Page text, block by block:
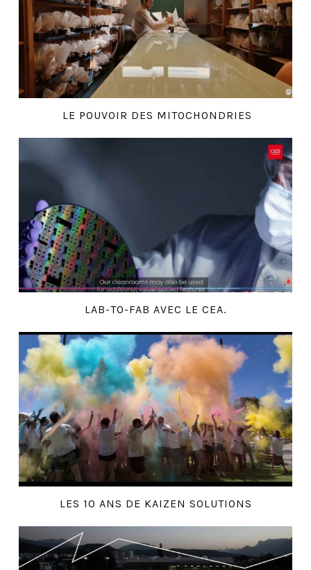
LE POUVOIR DES MITOCHONDRIES
LAB-TO-FAB AVEC LE CEA.
LES 10 ANS DE KAIZEN SOLUTIONS